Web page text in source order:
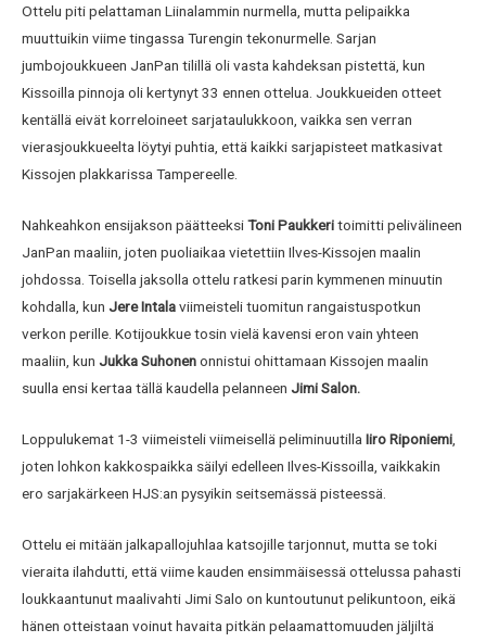
Ottelu piti pelattaman Liinalammin nurmella, mutta pelipaikka
muuttuikin viime tingassa Turengin tekonurmelle. Sarjan
jumbojoukkueen JanPan tilillä oli vasta kahdeksan pistettä, kun
Kissoilla pinnoja oli kertynyt 33 ennen ottelua. Joukkueiden otteet
kentällä eivät korreloineet sarjataulukkoon, vaikka sen verran
vierasjoukkueelta löytyi puhtia, että kaikki sarjapisteet matkasivat
Kissojen plakkarissa Tampereelle.
Nahkeahkon ensijakson päätteeksiToni Paukkeritoimitti pelivälineen
JanPan maaliin, joten puoliaikaa vietettiin Ilves-Kissojen maalin
johdossa. Toisella jaksolla ottelu ratkesi parin kymmenen minuutin
kohdalla, kun Jere Intalaviimeisteli tuomitun rangaistuspotkun
verkon perille. Kotijoukkue tosin vielä kavensi eron vain yhteen
maaliin, kun Jukka Suhonenonnistui ohittamaan Kissojen maalin
suulla ensi kertaa tällä kaudella pelanneen Jimi Salon.
Loppulukemat 1-3 viimeisteli viimeisellä peliminuutilla Iiro Riponiemi
joten lohkon kakkospaikka säilyi edelleen Ilves-Kissoilla, vaikkakin
ero sarjakärkeen HJS:an pysyikin seitsemässä pisteessä.
Ottelu ei mitään jalkapallojuhlaa katsojille tarjonnut, mutta se toki
vieraita ilahdutti, että viime kauden ensimmäisessä ottelussa pahasti
loukkaantunut maalivahti Jimi Salo on kuntoutunut pelikuntoon, eikä
hänen otteistaan voinut havaita pitkän pelaamattomuuden jäljiltä